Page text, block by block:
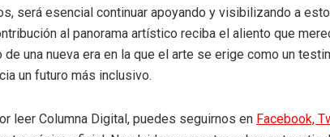
será esencial continuar apoyando y visibilizando a
al panorama artístico reciba el aliento que
de una nueva era en la que el arte se erige como un
un futuro más inclusivo.
leer Columna Digital, puedes seguirnos en Facebook,